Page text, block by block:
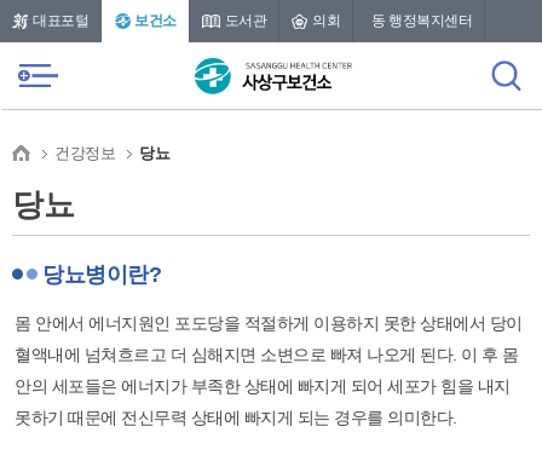
본문 바로가기
메인메뉴 바로가기
대표포털 보건소 도서관 의회 동 행정복지센터
건강정보 당뇨
당뇨
당뇨병이란?
몸 안에서 에너지원인 포도당을 적절하게 이용하지 못한 상태에서 당이
혈액내에 넘쳐흐르고 더 심해지면 소변으로 빠져 나오게 된다. 이 후 몸
안의 세포들은 에너지가 부족한 상태에 빠지게 되어 세포가 힘을 내지
못하기 때문에 전신무력 상태에 빠지게 되는 경우를 의미한다.